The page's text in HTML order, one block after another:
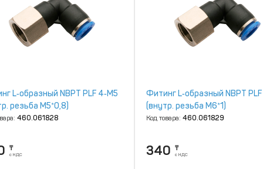
L‑образный NBPT PLF 4‑М5
резьба М5*0,8)
460.061828
₸
с НДС
Фитинг L‑образный NBPT
(внутр. резьба М6*1)
Код товара: 460.061829
340 ₸
с НДС